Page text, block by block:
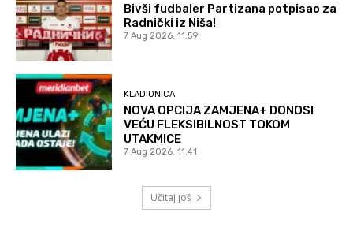
Bivši fudbaler Partizana potpisao za
Radnički iz Niša!
7 Aug 2026. 11:59
KLADIONICA
NOVA OPCIJA ZAMJENA+ DONOSI
VEĆU FLEKSIBILNOST TOKOM
UTAKMICE
7 Aug 2026. 11:41
Učitaj još